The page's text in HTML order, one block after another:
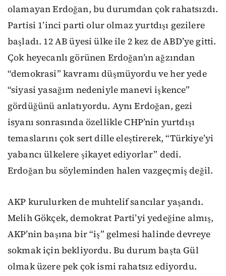
olamayan Erdoğan, bu durumdan çok rahatsızdı.
Partisi 1’inci parti olur olmaz yurtdışı gezilere
başladı. 12 AB üyesi ülke ile 2 kez de ABD’ye gitti.
Çok heyecanlı görünen Erdoğan’ın ağzından
“demokrasi” kavramı düşmüyordu ve her yede
“siyasi yasağım nedeniyle manevi işkence”
gördüğünü anlatıyordu. Aynı Erdoğan, gezi
isyanı sonrasında özellikle CHP’nin yurtdışı
temaslarını çok sert dille eleştirerek, “Türkiye’yi
yabancı ülkelere şikayet ediyorlar” dedi.
Erdoğan bu söyleminden halen vazgeçmiş değil.
AKP kurulurken de muhtelif sancılar yaşandı.
Melih Gökçek, demokrat Parti’yi yedeğine almış,
AKP’nin başına bir “iş” gelmesi halinde devreye
sokmak için bekliyordu. Bu durum başta Gül
olmak üzere pek çok ismi rahatsız ediyordu.